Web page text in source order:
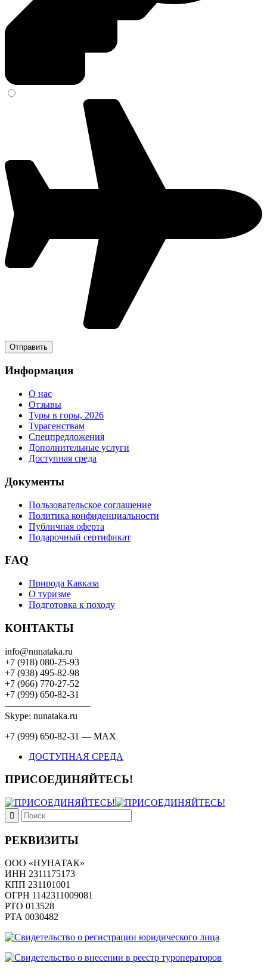
Информация
О нас
Отзывы
Туры в горы, 2026
Турагенствам
Спецпредложения
Дополнительные услуги
Доступная среда
Документы
Пользовательское соглашение
Политика конфиденциальности
Публичная оферта
Подарочный сертификат
FAQ
Природа Кавказа
О туризме
Подготовка к походу
КОНТАКТЫ
info@nunataka.ru
+7 (918) 080-25-93
+7 (938) 495-82-98
+7 (966) 770-27-52
+7 (999) 650-82-31
—————————
Skype: nunataka.ru
+7 (999) 650-82-31 — MAX
ДОСТУПНАЯ СРЕДА
ПРИСОЕДИНЯЙТЕСЬ!
РЕКВИЗИТЫ
ООО «НУНАТАК»
ИНН 2311175173
КПП 231101001
ОГРН 1142311009081
PTO 013528
РТА 0030482